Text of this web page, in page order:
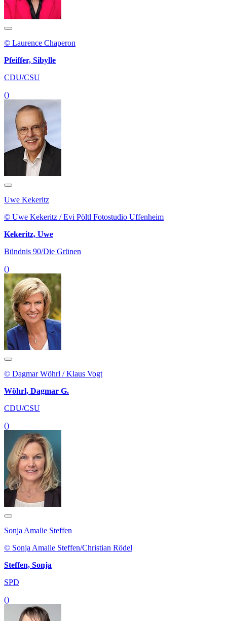
© Laurence Chaperon
Pfeiffer, Sibylle
CDU/CSU
()
Uwe Kekeritz
© Uwe Kekeritz / Evi Pöltl Fotostudio Uffenheim
Kekeritz, Uwe
Bündnis 90/Die Grünen
()
© Dagmar Wöhrl / Klaus Vogt
Wöhrl, Dagmar G.
CDU/CSU
()
Sonja Amalie Steffen
© Sonja Amalie Steffen/Christian Rödel
Steffen, Sonja
SPD
()